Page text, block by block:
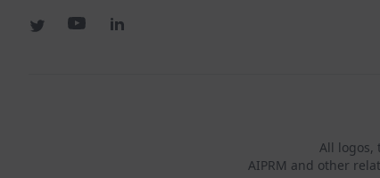
All logos,
AIPRM and other